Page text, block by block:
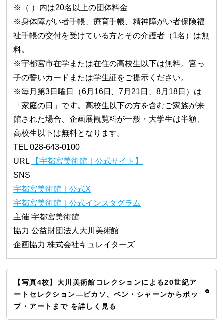
※（ ）内は20名以上の団体料金
※身体障がい者手帳、療育手帳、精神障がい者保険福
祉手帳の交付を受けている方とその介護者（1名）は無
料。
※宇都宮市在学または在住の高校生以下は無料。宮っ
子の誓いカードまたは学生証をご提示ください。
※毎月第3日曜日（6月16日、7月21日、8月18日）は
「家庭の日」です。高校生以下の方を含むご家族が来
館された場合、企画展観覧料が一般・大学生は半額、
高校生以下は無料となります。
TEL 028-643-0100
URL
【宇都宮美術館｜公式サイト】
SNS
宇都宮美術館｜公式X
宇都宮美術館｜公式インスタグラム
主催 宇都宮美術館
協力 公益財団法人大川美術館
企画協力 株式会社キュレイターズ
【写真4枚】大川美術館コレクションによる20世紀ア
ートセレクション―ピカソ、ベン・シャーンからポッ
プ・アートまで を詳しく見る